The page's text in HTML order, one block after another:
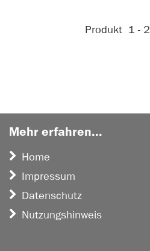
Aktive Filter:
Produkt 1 - 2
Mehr erfahren...
Home
Impressum
Datenschutz
Nutzungshinweis